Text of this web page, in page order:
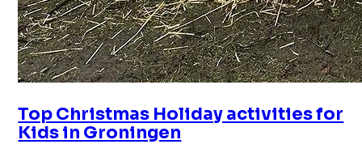
Top Christmas Holiday activities for
Kids in Groningen